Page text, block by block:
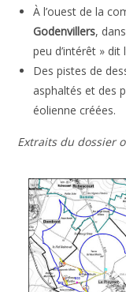
À l’ouest de la
Godenvillers,
peu d’intérêt »
Des pistes de
asphaltés et des
éolienne créées.
Extraits du dossier